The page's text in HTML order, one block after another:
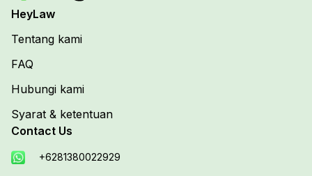
HeyLaw
Tentang kami
FAQ
Hubungi kami
Syarat & ketentuan
Contact Us
+6281380022929